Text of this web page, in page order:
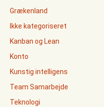
Grækenland
Ikke kategoriseret
Kanban og Lean
Konto
Kunstig intelligens
Team Samarbejde
Teknologi